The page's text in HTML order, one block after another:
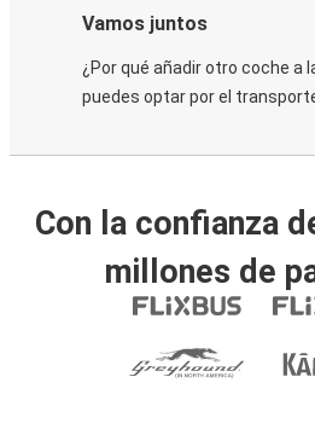
Vamos juntos
¿Por qué añadir otro coche a
puedes optar por el
Con la confianza
millones de